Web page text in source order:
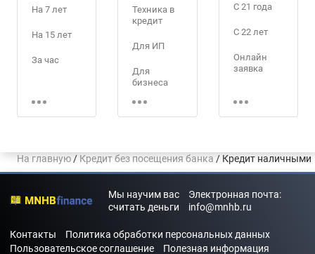
На 7 лет
На 15 лет
За час
Техника в
кредит
Для ИП
Для
бизнеса
Для
военнослу
Программа
«Молодая
семья»
Кредит без
трудовой
С 21 года
С 22 лет
Онлайн
заявка
Без
Без стажа
работы
Дистанцио
нно
Долгосроч
ный
На главную / Кредит без посещения банка / Кредит наличными
Мы научим вас
считать деньги
Электронная почта:
info@mnhb.ru
Контакты
Политика обработки персональных данных
Пользовательское соглашение
Полезная информация